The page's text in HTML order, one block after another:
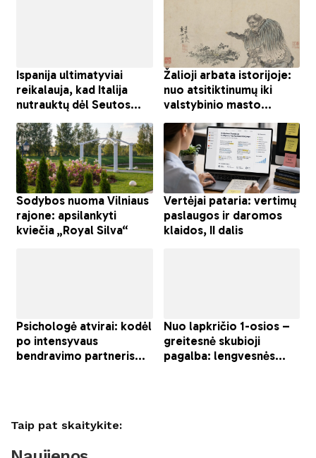
Taip pat skaitykite: